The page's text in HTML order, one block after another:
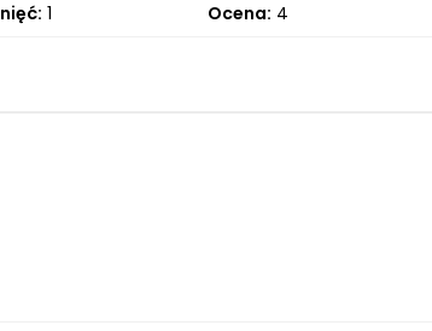
1 Ocena: 4